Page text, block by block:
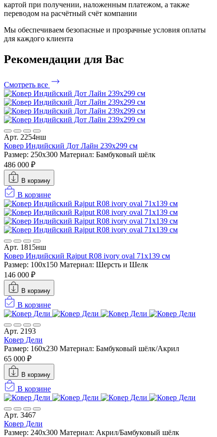
картой при получении, наложенным платежом, а также
переводом на расчётный счёт компании
Мы обеспечиваем безопасные и прозрачные условия оплаты
для каждого клиента
Рекомендации для Вас
Смотреть все
Арт. 2254нш
Ковер Индийский Дот Лайн 239x299 см
Размер: 250x300 Материал: Бамбуковый шёлк
486 000 ₽
В корзину
В корзине
Арт. 1815нш
Ковер Индийский Rajput R08 ivory oval 71x139 см
Размер: 100x150 Материал: Шерсть и Шелк
146 000 ₽
В корзину
В корзине
Арт. 2193
Ковер Дели
Размер: 160х230 Материал: Бамбуковый шёлк/Акрил
65 000 ₽
В корзину
В корзине
Арт. 3467
Ковер Дели
Размер: 240х300 Материал: Акрил/Бамбуковый шёлк